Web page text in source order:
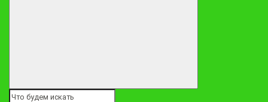
Корзина фруктов и сыров "Искушение"